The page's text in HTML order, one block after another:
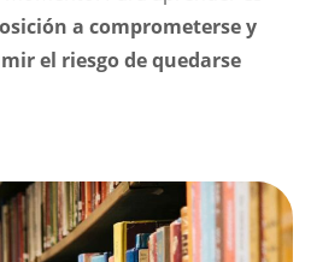
a comprometerse y
el riesgo de quedarse